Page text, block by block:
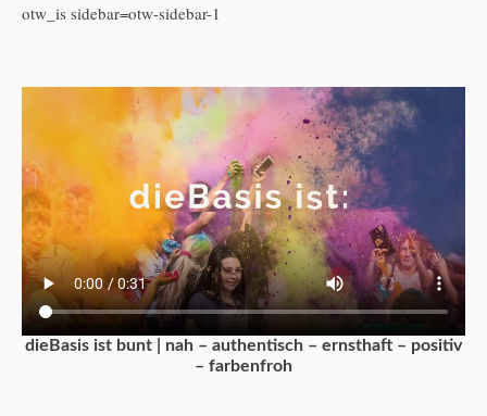
otw_is sidebar=otw-sidebar-1
dieBasis ist bunt | nah – authentisch – ernsthaft – positiv
– farbenfroh